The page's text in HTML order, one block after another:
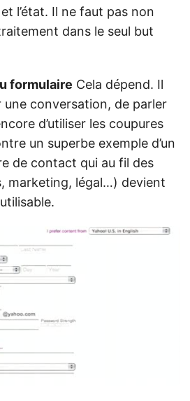
l’état. Il ne faut pas non
dans le seul but
formulaire Cela dépend. Il
une conversation, de parler
d’utiliser les coupures
un superbe exemple d’un
de contact qui au fil des
marketing, légal…) devient